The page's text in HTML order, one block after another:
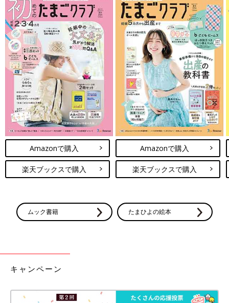
Amazonで購入
楽天ブックスで購入
Amazonで購入
楽天ブックスで購入
ムック書籍 たまひよの絵本
キャンペーン